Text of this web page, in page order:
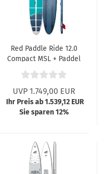
Red Paddle Ride 12.0
Compact MSL + Paddel
022
UVP 1.749,00 EUR
Ihr Preis ab 1.539,12 EUR
Sie sparen 12%